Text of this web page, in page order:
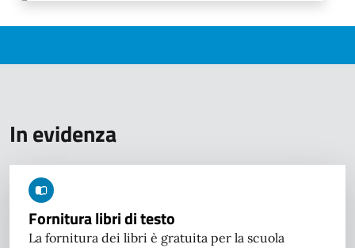
In evidenza
Fornitura libri di testo
La fornitura dei libri è gratuita per la scuola